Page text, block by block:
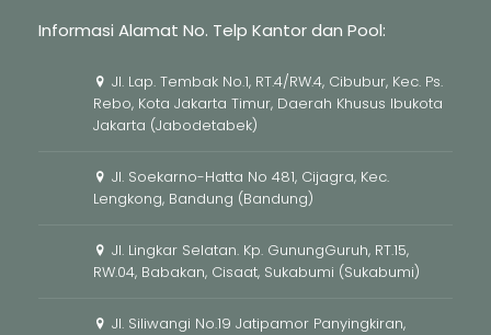
Informasi Alamat No. Telp Kantor dan Pool:
Jl. Lap. Tembak No.1, RT.4/RW.4, Cibubur, Kec. Ps.
Rebo, Kota Jakarta Timur, Daerah Khusus Ibukota
Jakarta (Jabodetabek)
Jl. Soekarno-Hatta No 481, Cijagra, Kec.
Lengkong, Bandung (Bandung)
Jl. Lingkar Selatan. Kp. GunungGuruh, RT.15,
RW.04, Babakan, Cisaat, Sukabumi (Sukabumi)
Jl. Siliwangi No.19 Jatipamor Panyingkiran,